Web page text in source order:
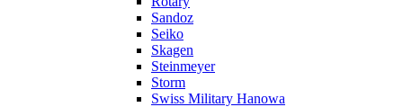
Sandoz
Seiko
Skagen
Steinmeyer
Storm
Swiss Military Hanowa